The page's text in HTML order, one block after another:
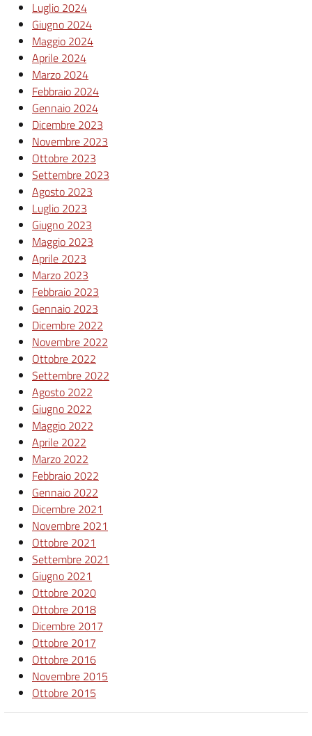
Luglio 2024
Giugno 2024
Maggio 2024
Aprile 2024
Marzo 2024
Febbraio 2024
Gennaio 2024
Dicembre 2023
Novembre 2023
Ottobre 2023
Settembre 2023
Agosto 2023
Luglio 2023
Giugno 2023
Maggio 2023
Aprile 2023
Marzo 2023
Febbraio 2023
Gennaio 2023
Dicembre 2022
Novembre 2022
Ottobre 2022
Settembre 2022
Agosto 2022
Giugno 2022
Maggio 2022
Aprile 2022
Marzo 2022
Febbraio 2022
Gennaio 2022
Dicembre 2021
Novembre 2021
Ottobre 2021
Settembre 2021
Giugno 2021
Ottobre 2020
Ottobre 2018
Dicembre 2017
Ottobre 2017
Ottobre 2016
Novembre 2015
Ottobre 2015